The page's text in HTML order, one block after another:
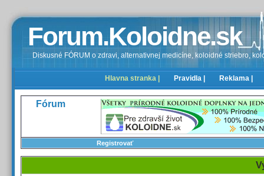
Forum.Koloidne.sk
Diskusné FÓRUM o zdravi, alternativnej medicíne, koloidné striebro,
Hlavna stranka | Pravidla | Reklama |
Fórum
Registrovať